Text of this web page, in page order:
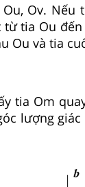
Ov. Nếu
tia Ou
Ou và tia
tia Om
lượng